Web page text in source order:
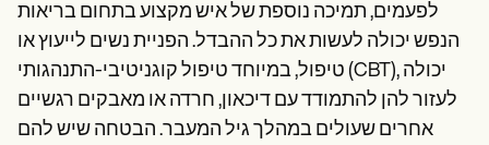
לפעמים, תמיכה נוספת של איש מקצוע בתחום בריאות
הנפש יכולה לעשות את כל ההבדל. הפניית נשים לייעוץ או
טיפול, במיוחד טיפול קוגניטיבי-התנהגותי (CBT), יכולה
לעזור להן להתמודד עם דיכאון, חרדה או מאבקים רגשיים
אחרים שעולים במהלך גיל המעבר. הבטחה שיש להם